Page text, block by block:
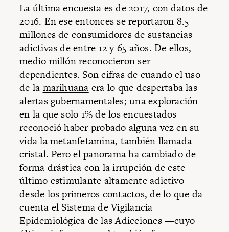
La última encuesta es de 2017, con datos de
2016. En ese entonces se reportaron 8.5
millones de consumidores de sustancias
adictivas de entre 12 y 65 años. De ellos,
medio millón reconocieron ser
dependientes. Son cifras de cuando el uso
de la marihuana era lo que despertaba las
alertas gubernamentales; una exploración
en la que solo 1% de los encuestados
reconoció haber probado alguna vez en su
vida la metanfetamina, también llamada
cristal. Pero el panorama ha cambiado de
forma drástica con la irrupción de este
último estimulante altamente adictivo
desde los primeros contactos, de lo que da
cuenta el Sistema de Vigilancia
Epidemiológica de las Adicciones —cuyo